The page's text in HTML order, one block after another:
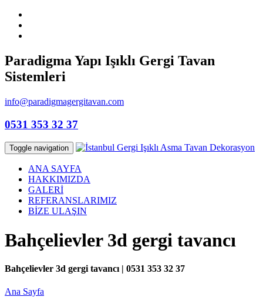
Paradigma Yapı Işıklı Gergi Tavan
Sistemleri
info@paradigmagergitavan.com
0531 353 32 37
Toggle navigation
ANA SAYFA
HAKKIMIZDA
GALERİ
REFERANSLARIMIZ
BİZE ULAŞIN
Bahçelievler 3d gergi tavancı
Bahçelievler 3d gergi tavancı | 0531 353 32 37
Ana Sayfa